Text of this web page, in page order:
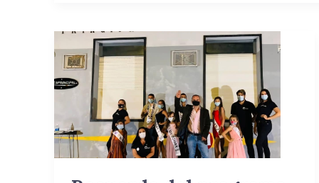
Recuerdo
del
programa
vivo
Beto
2.0